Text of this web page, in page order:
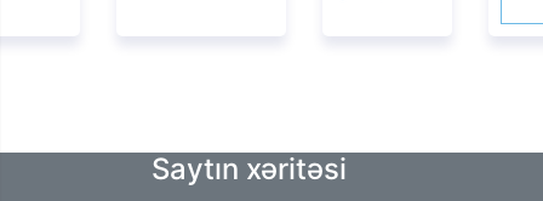
Saytın xəritəsi